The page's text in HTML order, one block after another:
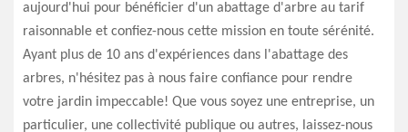
aujourd'hui pour bénéficier d'un abattage d'arbre au tarif
raisonnable et confiez-nous cette mission en toute sérénité.
Ayant plus de 10 ans d'expériences dans l'abattage des
arbres, n'hésitez pas à nous faire confiance pour rendre
votre jardin impeccable! Que vous soyez une entreprise, un
particulier, une collectivité publique ou autres, laissez-nous